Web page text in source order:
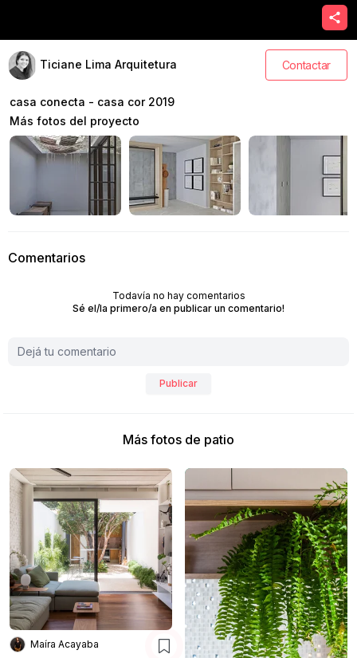
Ticiane Lima Arquitetura Contactar
casa conecta - casa cor 2019
Más fotos del proyecto
Comentarios
Todavía no hay comentarios
Sé el/la primero/a en publicar un comentario!
Publicar
Más fotos de patio
Maíra Acayaba